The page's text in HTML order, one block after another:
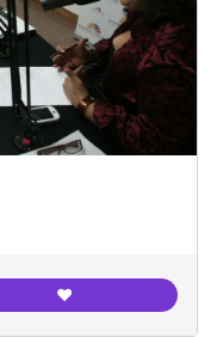
❤️L'entrevista